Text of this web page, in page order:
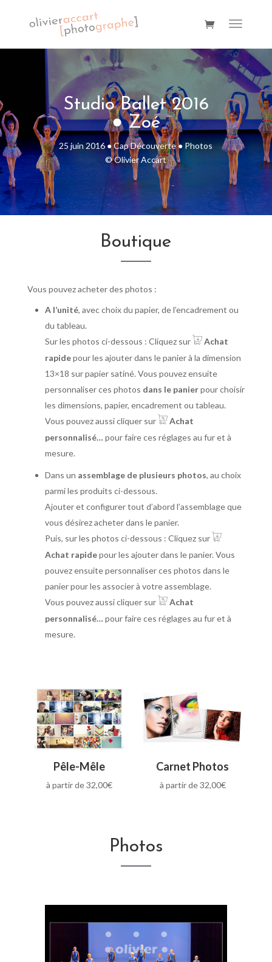
Studio Ballet 2016
● Zoé
25 juin 2016 ● Cap Découverte ● Photos
© Olivier Accart
Boutique
Vous pouvez acheter des photos :
A l’unité, avec choix du papier, de l’encadrement ou
du tableau.
Sur les photos ci-dessous : Cliquez sur
Achat
rapidepour les ajouter dans le panier à la dimension
13×18 sur papier satiné. Vous pouvez ensuite
personnaliser ces photos dans le panierpour choisir
les dimensions, papier, encadrement ou tableau.
Vous pouvez aussi cliquer sur
Achat
personnalisé… pour faire ces réglages au fur et à
mesure.
Dans un assemblage de plusieurs photos, au choix
parmi les produits ci-dessous.
Ajouter et configurer tout d’abord l’assemblage que
vous désirez acheter dans le panier.
Puis, sur les photos ci-dessous : Cliquez sur
Achat rapidepour les ajouter dans le panier. Vous
pouvez ensuite personnaliser ces photos dans le
panier pour les associer à votre assemblage.
Vous pouvez aussi cliquer sur
Achat
personnalisé… pour faire ces réglages au fur et à
mesure.
Pêle-Mêle
à partir de32,00€
Carnet Photos
à partir de32,00€
Photos